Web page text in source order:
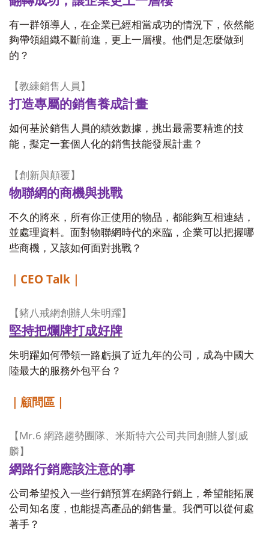
有一群領導人，在企業已經相當成功的情況下，依然能
夠帶領組織不斷前進，更上一層樓。他們是怎麼做到
的？
【教練銷售人員】
打造專屬的銷售養成計畫
如何基於銷售人員的績效數據，挑出最需要精進的技
能，擬定一套個人化的銷售技能發展計畫？
【創新與顛覆】
物聯網的商機與挑戰
不久的將來，所有你正使用的物品，都能夠互相連結，
並處理資料。面對物聯網時代的來臨，企業可以把握哪
些商機，又該如何面對挑戰？
CEO Talk
【豬八戒網創辦人朱明躍】
堅持把爛牌打成好牌
朱明躍如何帶領一路虧損了近九年的公司，成為中國大
陸最大的服務外包平台？
｜顧問區｜
【 Mr.6 網路趨勢團隊、米斯特六公司共同創辦人劉威
麟】
網路行銷應該注意的事
公司希望投入一些行銷預算在網路行銷上，希望能拓展
公司知名度，也能提高產品的銷售量。我們可以從何處
著手？